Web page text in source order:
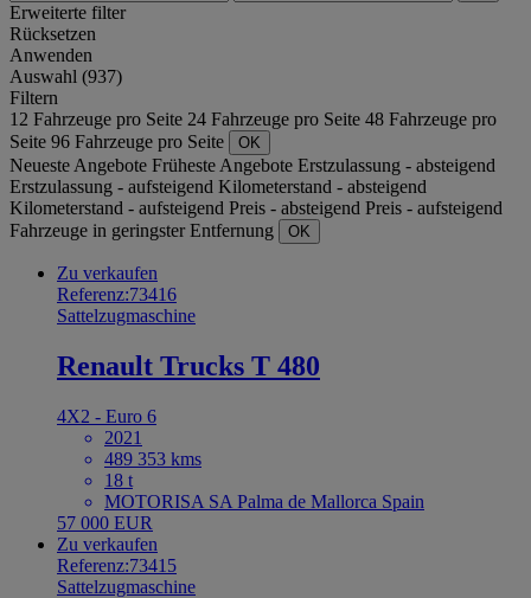
Erweiterte filter
Rücksetzen
Anwenden
Auswahl (937)
Filtern
12 Fahrzeuge pro Seite 24 Fahrzeuge pro Seite 48 Fahrzeuge pro
Seite 96 Fahrzeuge pro Seite OK
Neueste Angebote Früheste Angebote Erstzulassung - absteigend
Erstzulassung - aufsteigend Kilometerstand - absteigend
Kilometerstand - aufsteigend Preis - absteigend Preis - aufsteigend
Fahrzeuge in geringster Entfernung
OK
Zu verkaufen
Referenz:73416
Sattelzugmaschine
Renault Trucks T 480
4X2 - Euro 6
2021
489 353 kms
18 t
MOTORISA SA Palma de Mallorca Spain
57 000 EUR
Zu verkaufen
Referenz:73415
Sattelzugmaschine